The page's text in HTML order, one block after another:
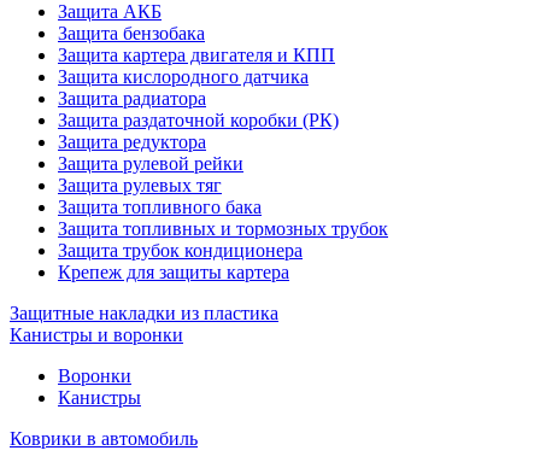
Защита АКБ
Защита бензобака
Защита картера двигателя и КПП
Защита кислородного датчика
Защита радиатора
Защита раздаточной коробки (РК)
Защита редуктора
Защита рулевой рейки
Защита рулевых тяг
Защита топливного бака
Защита топливных и тормозных трубок
Защита трубок кондиционера
Крепеж для защиты картера
Защитные накладки из пластика
Канистры и воронки
Воронки
Канистры
Коврики в автомобиль